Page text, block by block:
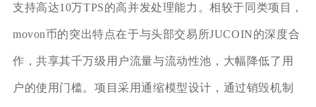
支持高达10万TPS的高并发处理能力。相较于同类项目，
movon币的突出特点在于与头部交易所JUCOIN的深度合
作，共享其千万级用户流量与流动性池，大幅降低了用
户的使用门槛。项目采用通缩模型设计，通过销毁机制